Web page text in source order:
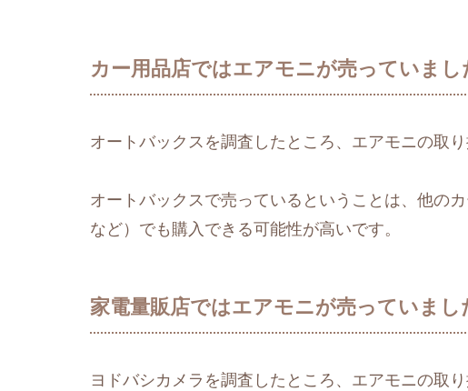
カー用品店ではエアモニが売っていまし
オートバックスを調査したところ、エアモニの取り
オートバックスで売っているということは、他の
など）でも購入できる可能性が高いです。
家電量販店ではエアモニが売っていまし
ヨドバシカメラを調査したところ、エアモニの取り